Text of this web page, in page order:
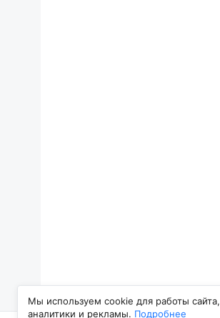
Мы используем cookie для работы сайта,
аналитики и рекламы. Подробнее